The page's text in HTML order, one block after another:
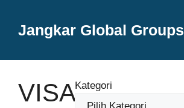
Jangkar Global Groups
VISAKategori